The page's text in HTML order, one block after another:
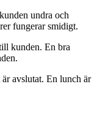
undra och
fungerar smidigt.
kunden. En bra
avslutat. En lunch är